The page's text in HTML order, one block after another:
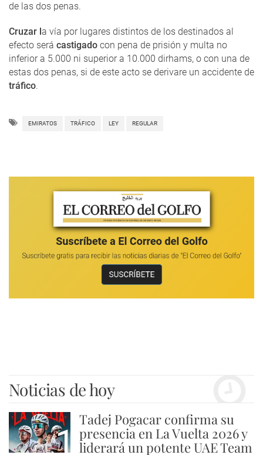
de las dos penas.
Cruzar l a vía por lugares distintos de los destinados al
efecto será castigado con pena de prisión y multa no
inferior a 5.000 ni superior a 10.000 dirhams, o con una de
estas dos penas, si de este acto se derivare un accidente de
tráfico.
EMIRATOS TRÁFICO LEY REGULAR
Noticias de hoy
1
Tadej Pogacar confirma su
presencia en La Vuelta 2026 y
liderará un potente UAE Team